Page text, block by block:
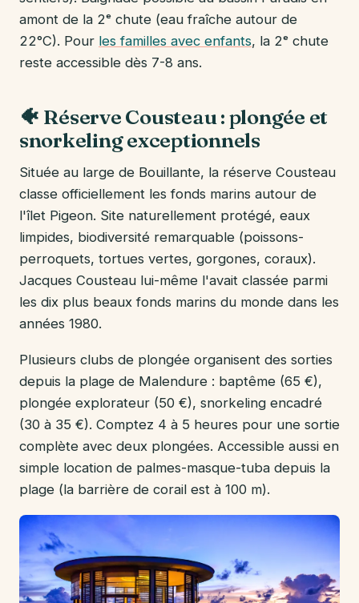
amont de la 2ᵉ chute (eau fraîche autour de
22°C). Pour les familles avec enfants, la 2ᵉ chute
reste accessible dès 7-8 ans.
🐠 Réserve Cousteau : plongée et
snorkeling exceptionnels
Située au large de Bouillante, la réserve Cousteau
classe officiellement les fonds marins autour de
l'îlet Pigeon. Site naturellement protégé, eaux
limpides, biodiversité remarquable (poissons-
perroquets, tortues vertes, gorgones, coraux).
Jacques Cousteau lui-même l'avait classée parmi
les dix plus beaux fonds marins du monde dans les
années 1980.
Plusieurs clubs de plongée organisent des sorties
depuis la plage de Malendure : baptême (65 €),
plongée explorateur (50 €), snorkeling encadré
(30 à 35 €). Comptez 4 à 5 heures pour une sortie
complète avec deux plongées. Accessible aussi en
simple location de palmes-masque-tuba depuis la
plage (la barrière de corail est à 100 m).